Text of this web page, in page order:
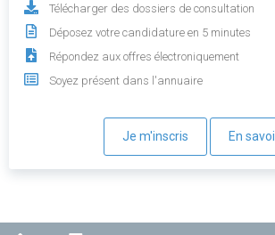
Télécharger des dossiers de consultation
Déposez votre candidature en 5 minutes
Répondez aux offres électroniquement
Soyez présent dans l'annuaire
Je m'inscris En